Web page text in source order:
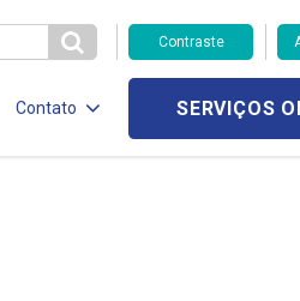
Contraste
Contato SERVIÇOS